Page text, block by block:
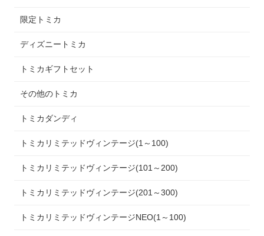
限定トミカ
ディズニートミカ
トミカギフトセット
その他のトミカ
トミカダンディ
トミカリミテッドヴィンテージ(1～100)
トミカリミテッドヴィンテージ(101～200)
トミカリミテッドヴィンテージ(201～300)
トミカリミテッドヴィンテージNEO(1～100)